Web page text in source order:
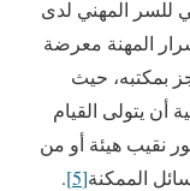
للسر المهني لدى
المهنة معرضة
بمكتبه، حيث
أن يتولى القيام
نقيب هيئة أو من
الممكنة[5]
.